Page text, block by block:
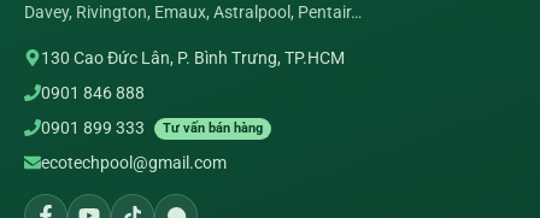
Davey, Rivington, Emaux, Astralpool, Pentair…
130 Cao Đức Lân, P. Bình Trưng, TP.HCM
0901 846 888
0901 899 333
Tư vấn bán hàng
ecotechpool@gmail.com